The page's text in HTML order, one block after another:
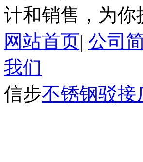
计和销售，为
网站首页| 公司
我们
信步不锈钢驳接